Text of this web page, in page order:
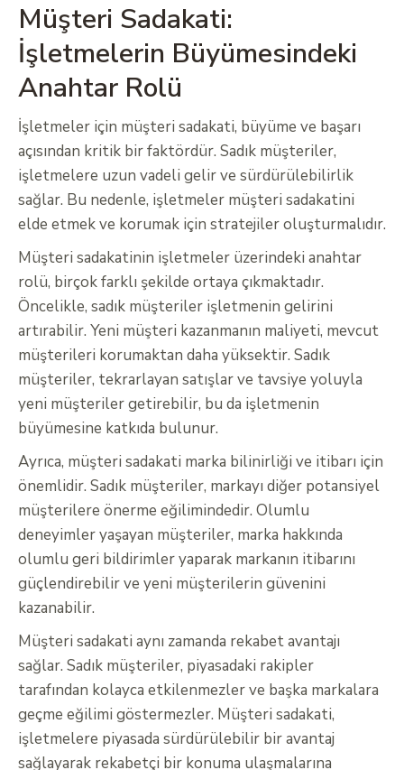
Müşteri Sadakati:
İşletmelerin Büyümesindeki
Anahtar Rolü
İşletmeler için müşteri sadakati, büyüme ve başarı
açısından kritik bir faktördür. Sadık müşteriler,
işletmelere uzun vadeli gelir ve sürdürülebilirlik
sağlar. Bu nedenle, işletmeler müşteri sadakatini
elde etmek ve korumak için stratejiler oluşturmalıdır.
Müşteri sadakatinin işletmeler üzerindeki anahtar
rolü, birçok farklı şekilde ortaya çıkmaktadır.
Öncelikle, sadık müşteriler işletmenin gelirini
artırabilir. Yeni müşteri kazanmanın maliyeti, mevcut
müşterileri korumaktan daha yüksektir. Sadık
müşteriler, tekrarlayan satışlar ve tavsiye yoluyla
yeni müşteriler getirebilir, bu da işletmenin
büyümesine katkıda bulunur.
Ayrıca, müşteri sadakati marka bilinirliği ve itibarı için
önemlidir. Sadık müşteriler, markayı diğer potansiyel
müşterilere önerme eğilimindedir. Olumlu
deneyimler yaşayan müşteriler, marka hakkında
olumlu geri bildirimler yaparak markanın itibarını
güçlendirebilir ve yeni müşterilerin güvenini
kazanabilir.
Müşteri sadakati aynı zamanda rekabet avantajı
sağlar. Sadık müşteriler, piyasadaki rakipler
tarafından kolayca etkilenmezler ve başka markalara
geçme eğilimi göstermezler. Müşteri sadakati,
işletmelere piyasada sürdürülebilir bir avantaj
sağlayarak rekabetçi bir konuma ulaşmalarına